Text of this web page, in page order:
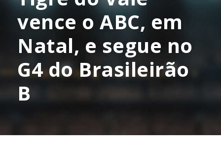
vence o ABC, em
Natal, e segue no
G4 do Brasileirão
B